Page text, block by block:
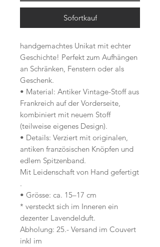
Sofortkauf
handgemachtes Unikat mit echter
Geschichte! Perfekt zum Aufhängen
an Schränken, Fenstern oder als
Geschenk.
• Material: Antiker Vintage-Stoff aus
Frankreich auf der Vorderseite,
kombiniert mit neuem Stoff
(teilweise eigenes Design).
• Details: Verziert mit originalen,
antiken französischen Knöpfen und
edlem Spitzenband.
Mit Leidenschaft von Hand gefertigt
.
• Grösse: ca. 15–17 cm
* versteckt sich im Inneren ein
dezenter Lavendelduft.
Abholung: 25.- Versand im Couvert
inkl im